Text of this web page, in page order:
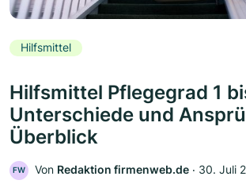
Hilfsmittel
Hilfsmittel Pflegegrad 1
Unterschiede und
Überblick
FW Von Redaktion firmenweb.de ‧ 30. Juli